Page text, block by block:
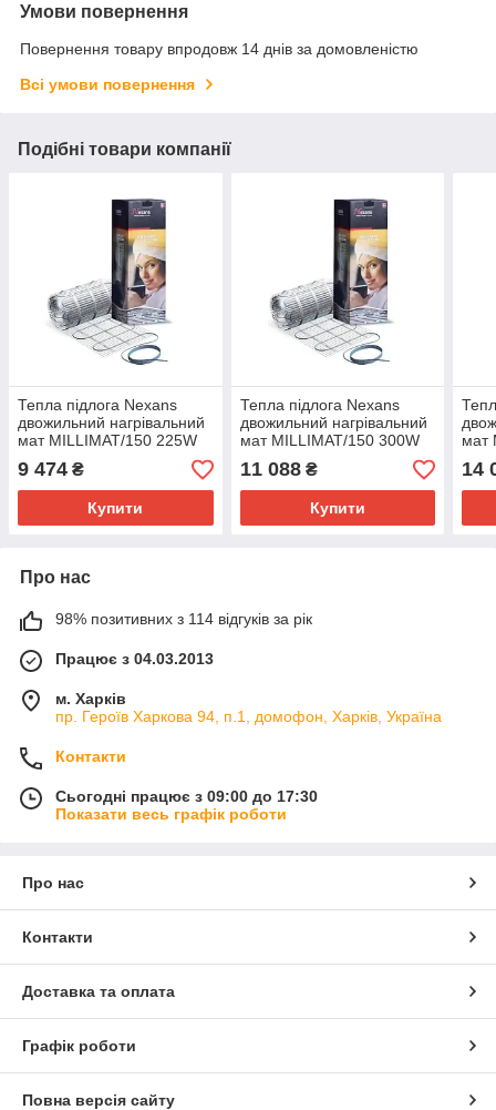
Умови повернення
Повернення товару впродовж 14 днів за домовленістю
Всі умови повернення
Подібні товари компанії
Тепла підлога Nexans
двожильний нагрівальний
мат MILLIMAT/150 225W
1.5 m 2
9 474 ₴
Купити
Тепла підлога Nexans
двожильний нагрівальний
мат MILLIMAT/150 300W
2,0 m 2
11 088₴
Купити
мат
3,0
14
Про нас
98% позитивних з 114 відгуків за рік
Працює з 04.03.2013
м. Харків
пр. Героїв Харкова 94, п.1, домофон, Харків, Україна
Контакти
Сьогодні працює з 09:00 до 17:30
Показати весь графік роботи
Про нас
Контакти
Доставка та оплата
Графік роботи
Повна версія сайту